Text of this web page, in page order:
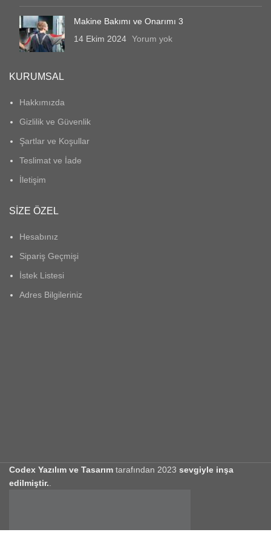
Makine Bakımı ve Onarımı 3
14 Ekim 2024 Yorum yok
KURUMSAL
Hakkımızda
Gizlilik ve Güvenlik
Şartlar ve Koşullar
Teslimat ve İade
İletişim
SIZE ÖZEL
Hesabınız
Sipariş Geçmişi
İstek Listesi
Adres Bilgileriniz
Codex Yazılım ve Tasarım tarafından 2023 sevgiyle inşa
edilmiştir.